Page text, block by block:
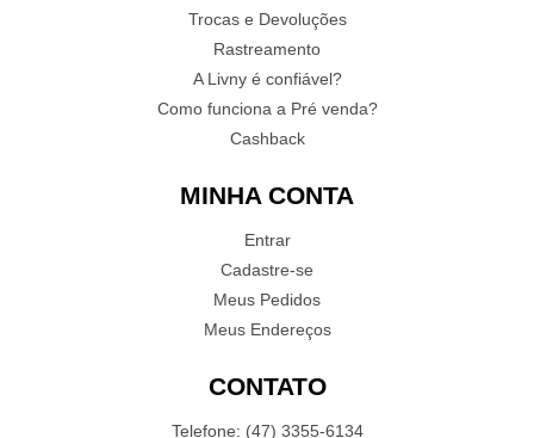
Trocas e Devoluções
Rastreamento
A Livny é confiável?
Como funciona a Pré venda?
Cashback
MINHA CONTA
Entrar
Cadastre-se
Meus Pedidos
Meus Endereços
CONTATO
Telefone: (47) 3355-6134